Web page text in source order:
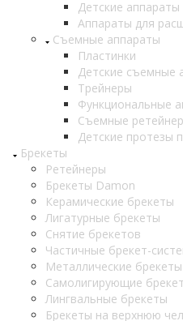
Детские аппараты
Аппараты для
Съемные аппараты
Пластинки
Детские съемные
Трейнеры
Функциональные
Съемные
Детские протезы
Брекеты
Ретейнеры
Брекеты Damon
Керамические брекеты
Лигатурные брекеты
Снятие брекетов
Частичные брекет-
Металлические брекеты
Самолигирующие
Лингвальные брекеты
Брекеты на верхнюю